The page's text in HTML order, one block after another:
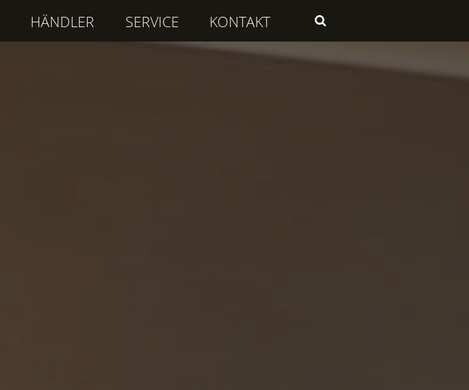
HÄNDLER SERVICE KONTAKT
nach: